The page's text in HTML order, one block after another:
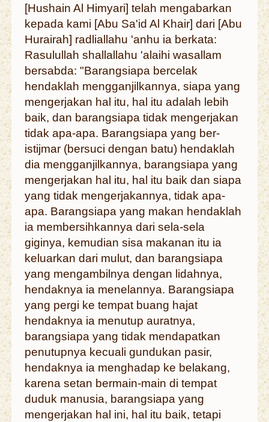
[Hushain Al Himyari] telah mengabarkan
kepada kami [Abu Sa'id Al Khair] dari [Abu
Hurairah] radliallahu 'anhu ia berkata:
Rasulullah shallallahu 'alaihi wasallam
bersabda: "Barangsiapa bercelak
hendaklah mengganjilkannya, siapa yang
mengerjakan hal itu, hal itu adalah lebih
baik, dan barangsiapa tidak mengerjakan
tidak apa-apa. Barangsiapa yang ber-
istijmar (bersuci dengan batu) hendaklah
dia mengganjilkannya, barangsiapa yang
mengerjakan hal itu, hal itu baik dan siapa
yang tidak mengerjakannya, tidak apa-
apa. Barangsiapa yang makan hendaklah
ia membersihkannya dari sela-sela
giginya, kemudian sisa makanan itu ia
keluarkan dari mulut, dan barangsiapa
yang mengambilnya dengan lidahnya,
hendaknya ia menelannya. Barangsiapa
yang pergi ke tempat buang hajat
hendaknya ia menutup auratnya,
barangsiapa yang tidak mendapatkan
penutupnya kecuali gundukan pasir,
hendaknya ia menghadap ke belakang,
karena setan bermain-main di tempat
duduk manusia, barangsiapa yang
mengerjakan hal ini, hal itu baik, tetapi